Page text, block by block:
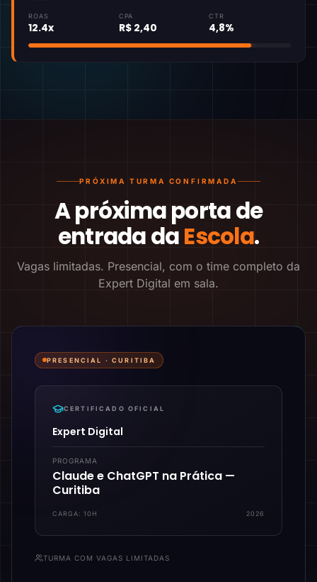
ROAS
12.4x
CPA
R$ 2,40
CTR
4,8%
PRÓXIMA TURMA CONFIRMADA
A próxima porta de
entrada daEscola.
Vagas limitadas. Presencial, com o time completo da
Expert Digital em sala.
PRESENCIAL ·CURITIBA
CERTIFICADO OFICIAL
Expert Digital
PROGRAMA
Claude e ChatGPT na Prática —
Curitiba
CARGA:10H 2026
TURMA COM VAGAS LIMITADAS